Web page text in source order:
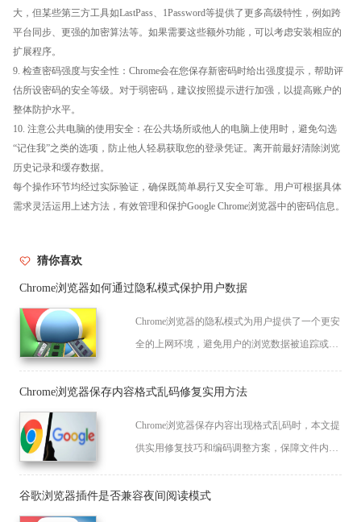
大，但某些第三方工具如LastPass、1Password等提供了更多高级特性，例如跨
平台同步、更强的加密算法等。如果需要这些额外功能，可以考虑安装相应的
扩展程序。
9. 检查密码强度与安全性：Chrome会在您保存新密码时给出强度提示，帮助评
估所设密码的安全等级。对于弱密码，建议按照提示进行加强，以提高账户的
整体防护水平。
10. 注意公共电脑的使用安全：在公共场所或他人的电脑上使用时，避免勾选
“记住我”之类的选项，防止他人轻易获取您的登录凭证。离开前最好清除浏览
历史记录和缓存数据。
每个操作环节均经过实际验证，确保既简单易行又安全可靠。用户可根据具体
需求灵活运用上述方法，有效管理和保护Google Chrome浏览器中的密码信息。
猜你喜欢
Chrome浏览器如何通过隐私模式保护用户数据
Chrome浏览器的隐私模式为用户提供了一个更安
全的上网环境，避免用户的浏览数据被追踪或泄
Chrome浏览器保存内容格式乱码修复实用方法
Chrome浏览器保存内容出现格式乱码时，本文提
供实用修复技巧和编码调整方案，保障文件内容
谷歌浏览器插件是否兼容夜间阅读模式